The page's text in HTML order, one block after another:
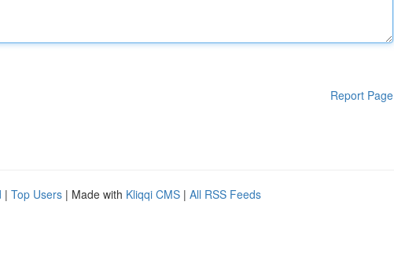
Report Page
| Top Users | Made with Kliqqi CMS | All RSS Feeds